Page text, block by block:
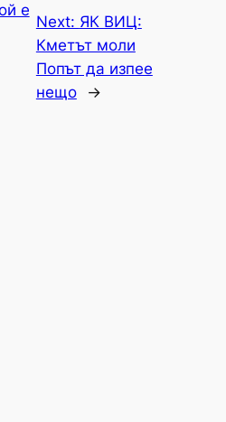
е
Next: ЯК ВИЦ:
Кметът моли
Попът да изпее
нещо
→